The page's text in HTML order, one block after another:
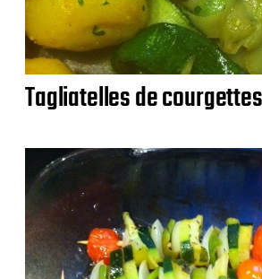
Tagliatelles de courgettes